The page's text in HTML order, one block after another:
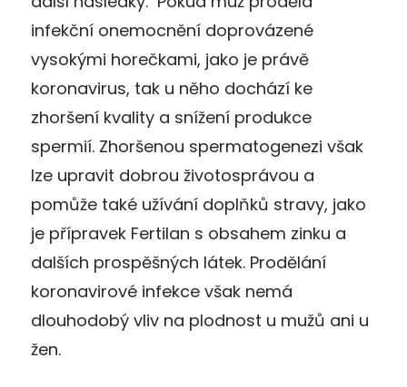
infekční onemocnění doprovázené
vysokými horečkami, jako je právě
koronavirus, tak u něho dochází ke
zhoršení kvality a snížení produkce
spermií. Zhoršenou spermatogenezi však
lze upravit dobrou životosprávou a
pomůže také užívání doplňků stravy, jako
je přípravek Fertilan s obsahem zinku a
dalších prospěšných látek. Prodělání
koronavirové infekce však nemá
dlouhodobý vliv na plodnost u mužů ani u
žen.